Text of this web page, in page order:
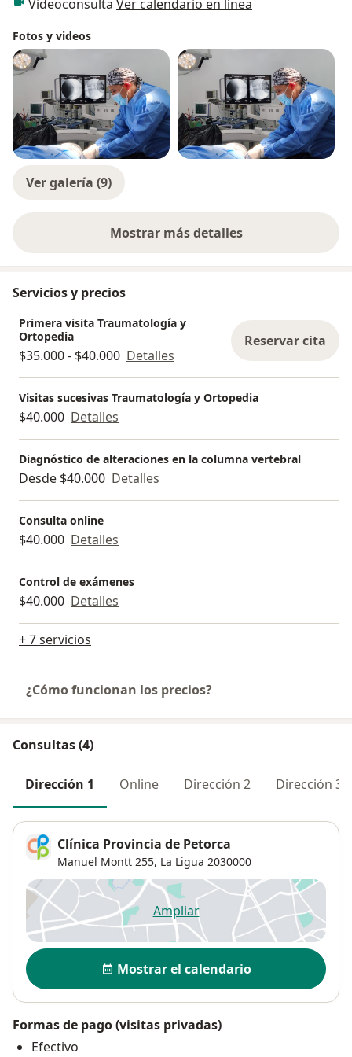
Videoconsulta Ver calendario en línea
Fotos y videos
Ver galería (9)
Mostrar más detalles
sobre la experiencia
Servicios y precios
Primera visita Traumatología y
Ortopedia
$35.000 - $40.000 Detalles
Reservar cita
Visitas sucesivas Traumatología y Ortopedia
$40.000 Detalles
Diagnóstico de alteraciones en la columna vertebral
Desde $40.000 Detalles
Consulta online
$40.000 Detalles
Control de exámenes
$40.000 Detalles
+ 7 servicios
¿Cómo funcionan los precios?
Consultas (4)
Dirección 1 Online Dirección 2 Dirección 3
Clínica Provincia de Petorca
Manuel Montt 255, La Ligua 2030000
Ampliarse abre en una nueva
Disponibilidad
Mostrar el calendario
Formas de pago (visitas privadas)
Efectivo